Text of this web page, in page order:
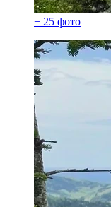
+ 25 фото